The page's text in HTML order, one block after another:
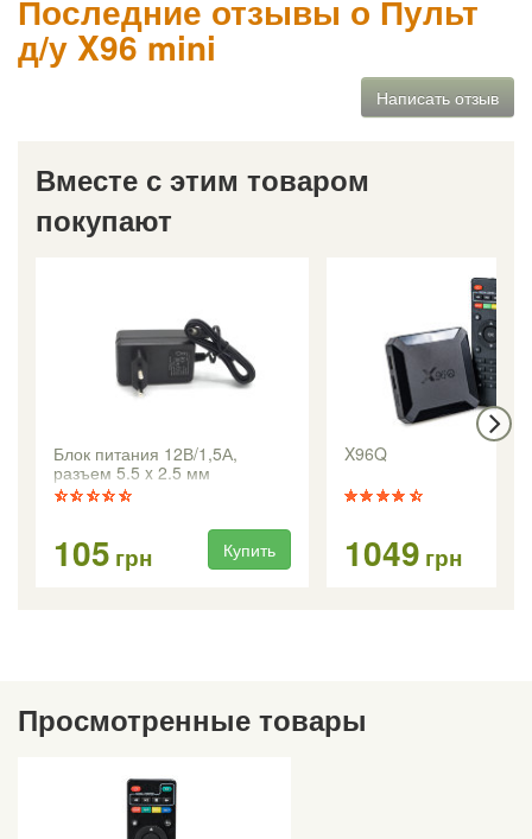
Последние отзывы о Пульт
д/у X96 mini
Написать отзыв
Вместе с этим товаром
покупают
Блок питания 12В/1,5А,
разъем 5.5 x 2.5 мм
105 грн Купить
X96Q
1049 грн
Просмотренные товары